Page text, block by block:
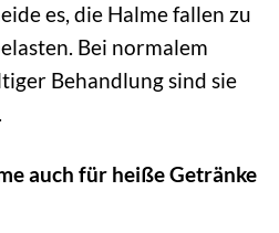
es, die Halme fallen zu
Bei normalem
Behandlung sind sie
auch für heiße Getränke